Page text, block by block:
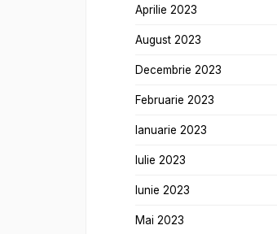
Aprilie 2023
August 2023
Decembrie 2023
Februarie 2023
Ianuarie 2023
Iulie 2023
Iunie 2023
Mai 2023